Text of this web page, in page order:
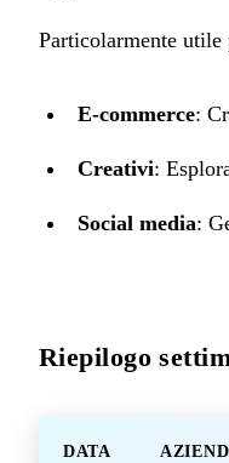
Particolarmente utile
E-commerce:
Creativi:
Social media:
Riepilogo
DATA